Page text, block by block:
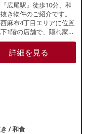
広尾駅』徒歩10分、和
き物件のご紹介です。
麻布4丁目エリアに位置
1階の店舗で、隠れ家的
を演出できます。専有
36.45坪の店内ではふぐ料
営業中で、座敷個室や高
わった空間です。日本
詳細を見る
/和食